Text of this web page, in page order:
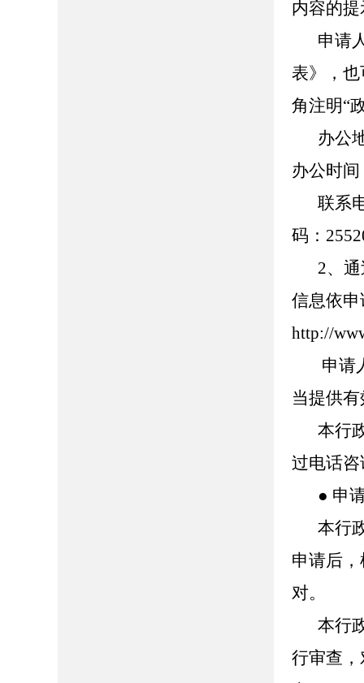
内容的
申请
表》，
角注明“
办
办公时间
联
码：
2、
信息依
http://
申请
当提供
本行
过电话
● 申
本行
申请后
对。
本行
行审查